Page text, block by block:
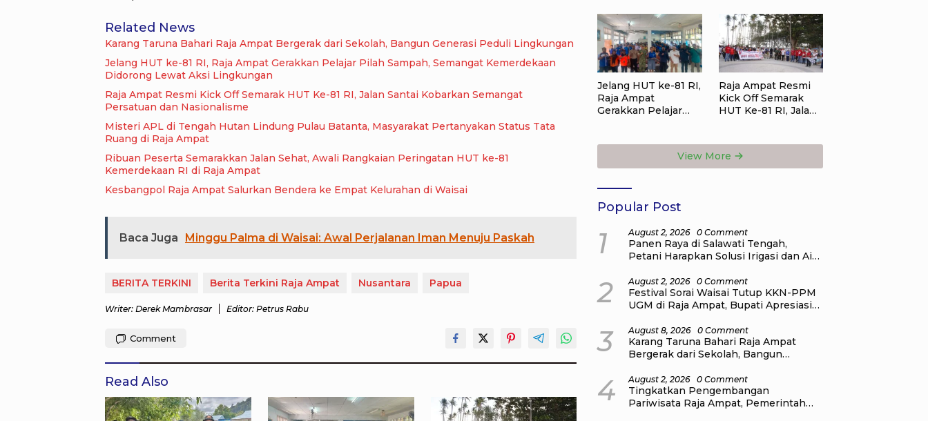
Related News
Karang Taruna Bahari Raja Ampat Bergerak dari Sekolah, Bangun Generasi Peduli Lingkungan
Jelang HUT ke-81 RI, Raja Ampat Gerakkan Pelajar Pilah Sampah, Semangat Kemerdekaan
Didorong Lewat Aksi Lingkungan
Raja Ampat Resmi Kick Off Semarak HUT Ke-81 RI, Jalan Santai Kobarkan Semangat
Persatuan dan Nasionalisme
Misteri APL di Tengah Hutan Lindung Pulau Batanta, Masyarakat Pertanyakan Status Tata
Ruang di Raja Ampat
Ribuan Peserta Semarakkan Jalan Sehat, Awali Rangkaian Peringatan HUT ke-81
Kemerdekaan RI di Raja Ampat
Kesbangpol Raja Ampat Salurkan Bendera ke Empat Kelurahan di Waisai
Baca Juga Minggu Palma di Waisai: Awal Perjalanan Iman Menuju Paskah
BERITA TERKINI Berita Terkini Raja Ampat Nusantara Papua
Writer: Derek Mambrasar Editor: Petrus Rabu
Comment
Read Also
Jelang HUT ke-81 RI,
Raja Ampat
Gerakkan Pelajar
Kemerdekaan
Aksi Lingkungan
Raja Ampat Resmi
Kick Off Semarak
HUT Ke-81 RI, Jalan
Persatuan dan
Nasionalisme
View More
Popular Post
1 August 2, 2026 0 Comment
Panen Raya di Salawati Tengah,
Petani Harapkan Solusi Irigasi dan Air
2 August 2, 2026 0 Comment
Festival Sorai Waisai Tutup KKN-PPM
UGM di Raja Ampat, Bupati Apresiasi
Masyarakat
3 August 8, 2026 0 Comment
Karang Taruna Bahari Raja Ampat
Bergerak dari Sekolah, Bangun
4 August 2, 2026 0 Comment
Tingkatkan Pengembangan
Pariwisata Raja Ampat, Pemerintah